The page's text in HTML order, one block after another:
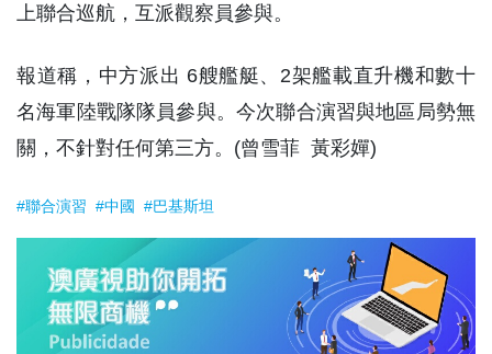
上聯合巡航，互派觀察員參與。
報道稱，中方派出 6艘艦艇、2架艦載直升機和數十
名海軍陸戰隊隊員參與。今次聯合演習與地區局勢無
關，不針對任何第三方。(曾雪菲 黃彩嬋)
#聯合演習 #中國 #巴基斯坦